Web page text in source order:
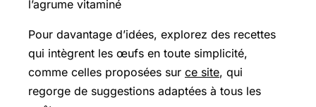
l’agrume vitaminé
Pour davantage d’idées, explorez des recettes
qui intègrent les œufs en toute simplicité,
comme celles proposées sur ce site, qui
regorge de suggestions adaptées à tous les